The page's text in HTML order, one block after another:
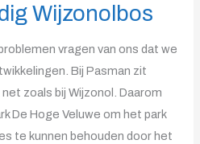
Wijzonolbos
vragen van ons dat we
Bij Pasman zit
zoals bij Wijzonol. Daarom
De Hoge Veluwe om het park
te kunnen behouden door het